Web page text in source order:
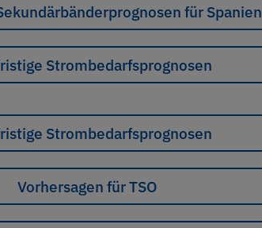
für Spanien
Strombedarfsprognosen
Strombedarfsprognosen
Vorhersagen für TSO